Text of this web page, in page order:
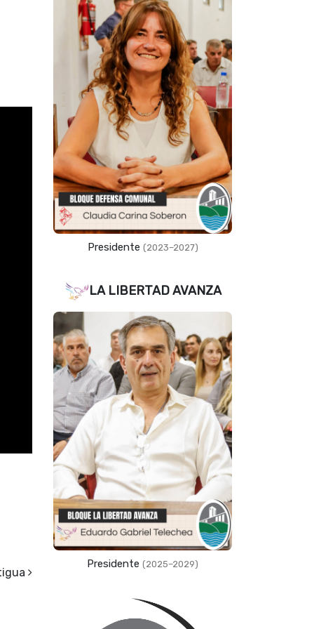
Presidente (2023–2027)
LA LIBERTAD AVANZA
Presidente (2025–2029)